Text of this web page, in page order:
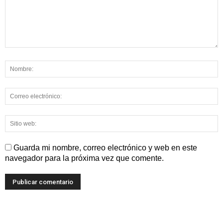
Guarda mi nombre, correo electrónico y web en este
navegador para la próxima vez que comente.